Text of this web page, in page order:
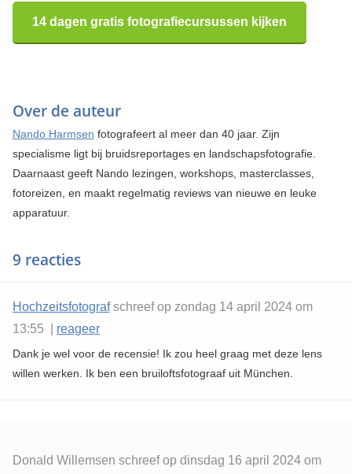
14 dagen gratis fotografiecursussen kijken
Over de auteur
Nando Harmsen fotografeert al meer dan 40 jaar. Zijn
specialisme ligt bij bruidsreportages en landschapsfotografie.
Daarnaast geeft Nando lezingen, workshops, masterclasses,
fotoreizen, en maakt regelmatig reviews van nieuwe en leuke
apparatuur.
9 reacties
Hochzeitsfotografschreef op zondag 14 april 2024 om
13:55 | reageer
Dank je wel voor de recensie! Ik zou heel graag met deze lens
willen werken. Ik ben een bruiloftsfotograaf uit München.
Donald Willemsen schreef op dinsdag 16 april 2024 om